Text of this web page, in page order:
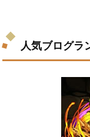
人気ブログラ